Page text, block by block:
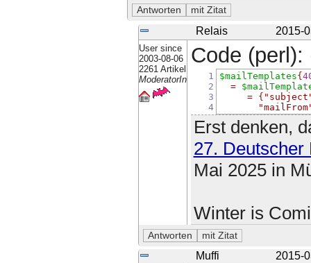
Relais 2015-
User since
2003-08-06
2261 Artikel
ModeratorIn
Code (perl):
1
2
3
4
$mailTemplates{
=
= {
Erst denken,
27.
Mai 2025 in
Winter is
Muffi 2015-